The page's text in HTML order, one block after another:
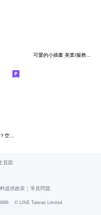
可愛的小插畫 美業/服務業/商家/實用的話2
頁面
提供政策 | 常見問題
© LINE Taiwan Limited